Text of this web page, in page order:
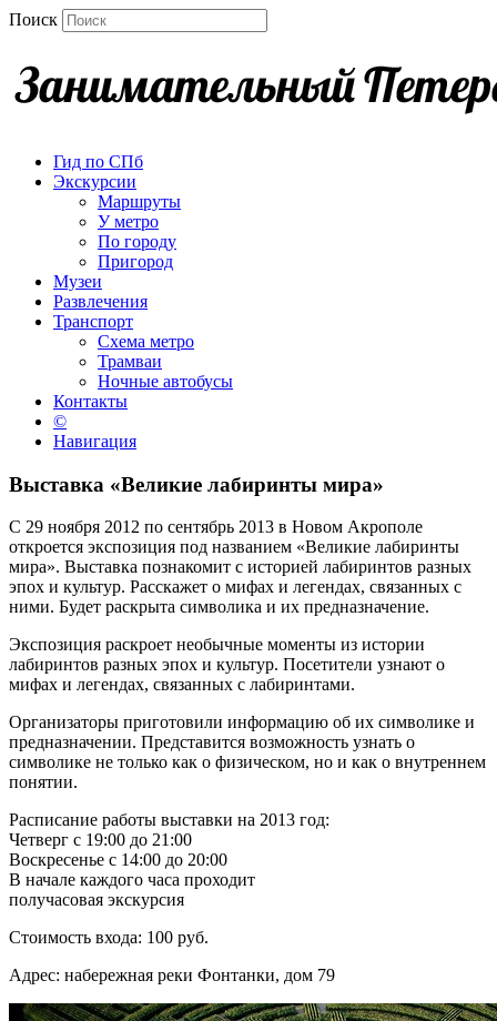
Поиск
Гид по СПб
Экскурсии
Маршруты
У метро
По городу
Пригород
Музеи
Развлечения
Транспорт
Схема метро
Трамваи
Ночные автобусы
Контакты
©
Навигация
Выставка «Великие лабиринты мира»
С 29 ноября 2012 по сентябрь 2013 в Новом Акрополе
откроется экспозиция под названием «Великие лабиринты
мира». Выставка познакомит с историей лабиринтов разных
эпох и культур. Расскажет о мифах и легендах, связанных с
ними. Будет раскрыта символика и их предназначение.
Экспозиция раскроет необычные моменты из истории
лабиринтов разных эпох и культур. Посетители узнают о
мифах и легендах, связанных с лабиринтами.
Организаторы приготовили информацию об их символике и
предназначении. Представится возможность узнать о
символике не только как о физическом, но и как о внутреннем
понятии.
Расписание работы выставки на 2013 год:
Четверг с 19:00 до 21:00
Воскресенье с 14:00 до 20:00
В начале каждого часа проходит
получасовая экскурсия
Стоимость входа: 100 руб.
Адрес: набережная реки Фонтанки, дом 79